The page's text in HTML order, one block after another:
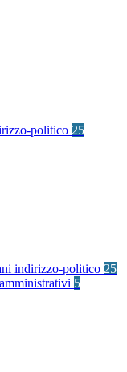
politico 25
indirizzo-politico 25
5